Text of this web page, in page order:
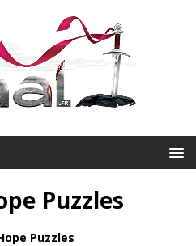
Puzzles
Puzzles